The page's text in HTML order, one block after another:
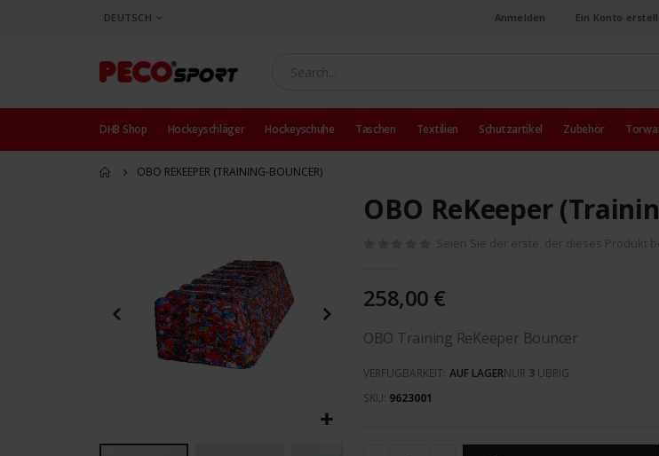
SPRACHE
DEUTSCH Anmelden Ein Konto
DHB Shop Hockeyschläger Hockeyschuhe Taschen Textilien Schutzartikel Zubehör
OBO REKEEPER (TRAINING-BOUNCER)
OBO ReKeeper
Seien Sie der erste, der dieses Produkt
258,00 €
OBO Training ReKeeper Bouncer
VERFÜGBARKEIT: AUF LAGERNUR 3ÜBRIG
SKU 9623001